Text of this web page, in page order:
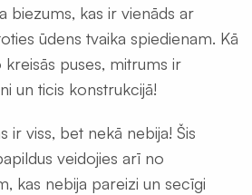
biezums, kas ir vienāds ar
ūdens tvaika spiedienam. Kā
kreisās puses, mitrums ir
un ticis konstrukcijā!
ir viss, bet nekā nebija! Šis
veidojies arī no
kas nebija pareizi un secīgi